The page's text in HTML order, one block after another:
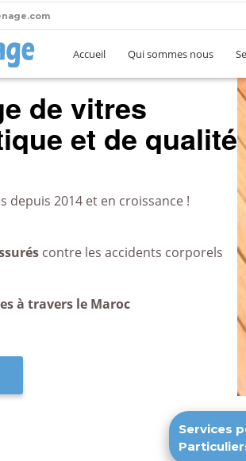
Accueil Qui sommes nous
de vitres
et de qualité
depuis 2014 et en croissance !
contre les accidents corporels
à travers le Maroc
Services